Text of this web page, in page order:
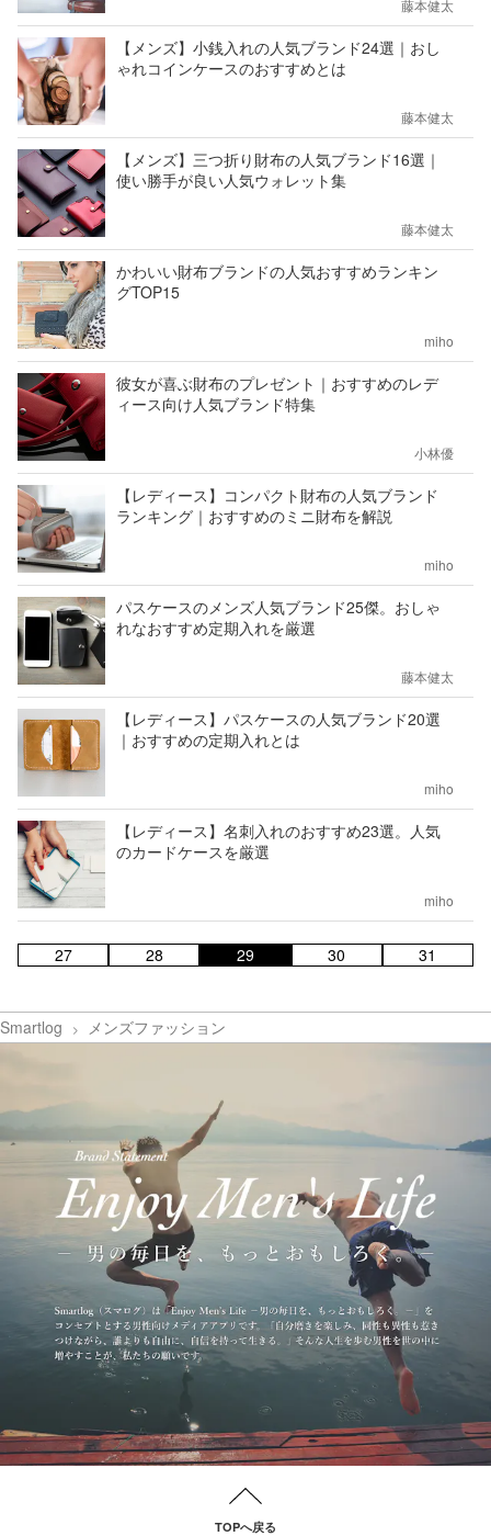
藤本健太
【メンズ】小銭入れの人気ブランド24選｜おし
ゃれコインケースのおすすめとは
藤本健太
【メンズ】三つ折り財布の人気ブランド16選｜
使い勝手が良い人気ウォレット集
藤本健太
かわいい財布ブランドの人気おすすめランキン
グTOP15
miho
彼女が喜ぶ財布のプレゼント｜おすすめのレデ
ィース向け人気ブランド特集
小林優
【レディース】コンパクト財布の人気ブランド
ランキング｜おすすめのミニ財布を解説
miho
パスケースのメンズ人気ブランド25傑。おしゃ
れなおすすめ定期入れを厳選
藤本健太
【レディース】パスケースの人気ブランド20選
｜おすすめの定期入れとは
miho
【レディース】名刺入れのおすすめ23選。人気
のカードケースを厳選
miho
27 28 29 30 31
Smartlog メンズファッション
TOPへ戻る